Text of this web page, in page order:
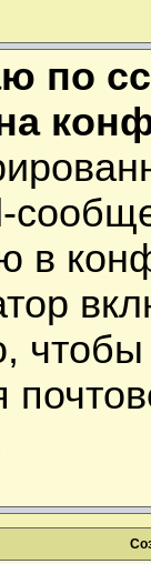
по
в